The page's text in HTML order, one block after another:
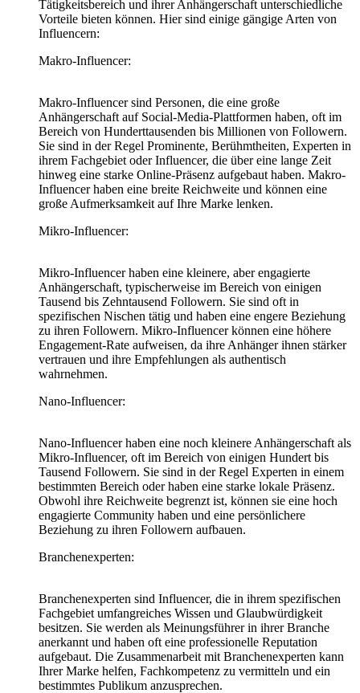
Tätigkeitsbereich und ihrer Anhängerschaft unterschiedliche
Vorteile bieten können. Hier sind einige gängige Arten von
Influencern:
Makro-Influencer:
Makro-Influencer sind Personen, die eine große
Anhängerschaft auf Social-Media-Plattformen haben, oft im
Bereich von Hunderttausenden bis Millionen von Followern.
Sie sind in der Regel Prominente, Berühmtheiten, Experten in
ihrem Fachgebiet oder Influencer, die über eine lange Zeit
hinweg eine starke Online-Präsenz aufgebaut haben. Makro-
Influencer haben eine breite Reichweite und können eine
große Aufmerksamkeit auf Ihre Marke lenken.
Mikro-Influencer:
Mikro-Influencer haben eine kleinere, aber engagierte
Anhängerschaft, typischerweise im Bereich von einigen
Tausend bis Zehntausend Followern. Sie sind oft in
spezifischen Nischen tätig und haben eine engere Beziehung
zu ihren Followern. Mikro-Influencer können eine höhere
Engagement-Rate aufweisen, da ihre Anhänger ihnen stärker
vertrauen und ihre Empfehlungen als authentisch
wahrnehmen.
Nano-Influencer:
Nano-Influencer haben eine noch kleinere Anhängerschaft als
Mikro-Influencer, oft im Bereich von einigen Hundert bis
Tausend Followern. Sie sind in der Regel Experten in einem
bestimmten Bereich oder haben eine starke lokale Präsenz.
Obwohl ihre Reichweite begrenzt ist, können sie eine hoch
engagierte Community haben und eine persönlichere
Beziehung zu ihren Followern aufbauen.
Branchenexperten:
Branchenexperten sind Influencer, die in ihrem spezifischen
Fachgebiet umfangreiches Wissen und Glaubwürdigkeit
besitzen. Sie werden als Meinungsführer in ihrer Branche
anerkannt und haben oft eine professionelle Reputation
aufgebaut. Die Zusammenarbeit mit Branchenexperten kann
Ihrer Marke helfen, Fachkompetenz zu vermitteln und ein
bestimmtes Publikum anzusprechen.